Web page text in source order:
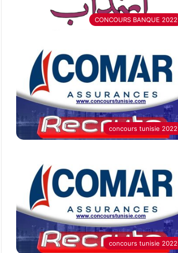
CONCOURS BANQUE 2022
concours tunisie 2022
concours tunisie 2022